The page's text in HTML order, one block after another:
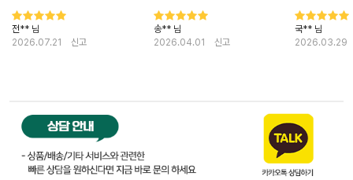
것 찍었는데 올릴만한게 없네요...ㅋ
열무자체가 첫구매때는 너무 커서
놀랬는데 두번째 사보니 열무도 부
면말면 끝.....국물이 넉넉하게 와서
너무너무 좋아요~오늘은 콩국수에
열무만 빼서 올려먹음...국물은 얼려
먹어야대서 활용도가 많음!!!! ㅠㅠ
세번째 재구매 하러 와서 벼뤘던 후
전** 님
2026.07.21
신고
칠두어 양념이 고루 베어 아주살짝
익혔을때 맛도 환상 입니다. 이번에
20kg이나 주문한이유는 10kg한
어요. 김치찌게,김치전,김치볶음밥,
김치덮밥등 다양하게 해먹었는데 제
솜씨 때문이 아니라 김치자체가 워
낙 맛있어 일품요리가 되었답니다.
맛있고,좋은재료로 만들어주신 김치
송** 님
2026.04.01
신고
국** 님
2026.03.29